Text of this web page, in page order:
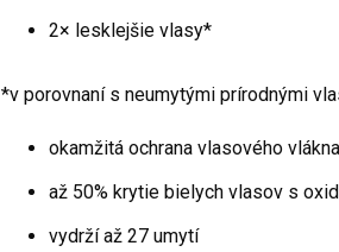
2× lesklejšie vlasy*
*v porovnaní s neumytými prírodnými
okamžitá ochrana vlasového vlákna
až 50% krytie bielych vlasov s
vydrží až 27 umytí